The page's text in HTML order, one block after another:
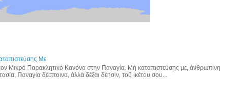
Με
Μικρό Παρακλητικό Κανόνα στην Παναγία. Μὴ καταπιστεύσῃς με, ἀνθρωπίνη
Παναγία δέσποινα, ἀλλὰ δέξαι δέησιν, τοῦ ἱκέτου σου...